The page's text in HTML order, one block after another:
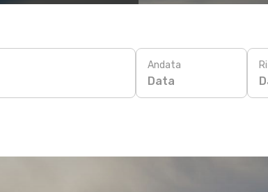
Andata
Data